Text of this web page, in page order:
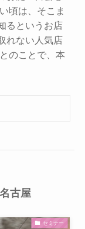
頃は、そこま
るというお店
れない人気店
のことで、本
古屋
セミナー